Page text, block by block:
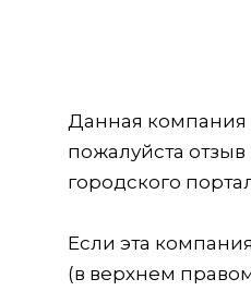
Данная компания
пожалуйста отзыв
городского
Если эта
(в верхнем